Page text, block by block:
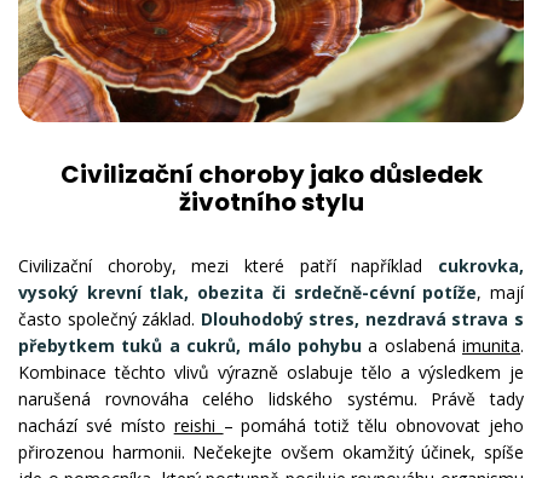
Civilizační choroby jako důsledek
životního stylu
Civilizační choroby, mezi které patří například cukrovka,
vysoký krevní tlak, obezita či srdečně-cévní potíže, mají
často společný základ. Dlouhodobý stres, nezdravá strava s
přebytkem tuků a cukrů, málo pohybua oslabená imunita.
Kombinace těchto vlivů výrazně oslabuje tělo a výsledkem je
narušená rovnováha celého lidského systému. Právě tady
nachází své místo reishi – pomáhá totiž tělu obnovovat jeho
přirozenou harmonii. Nečekejte ovšem okamžitý účinek, spíše